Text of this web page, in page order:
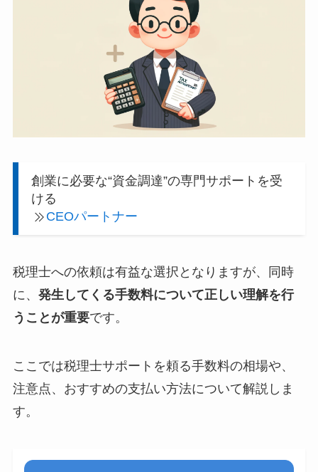
創業に必要な“資金調達”の専門サポートを受
ける
CEOパートナー
税理士への依頼は有益な選択となりますが、同時
に、 発生してくる手数料について正しい理解を行
うことが重要です。
ここでは税理士サポートを頼る手数料の相場や、
注意点、おすすめの支払い方法について解説しま
す。